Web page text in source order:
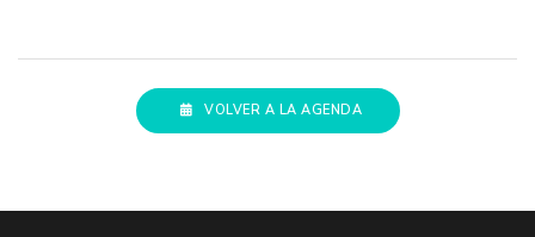
VOLVER A LA AGENDA